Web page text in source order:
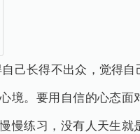
己长得不出众，觉得
境。要用自信的心态面
慢练习，没有人天生就